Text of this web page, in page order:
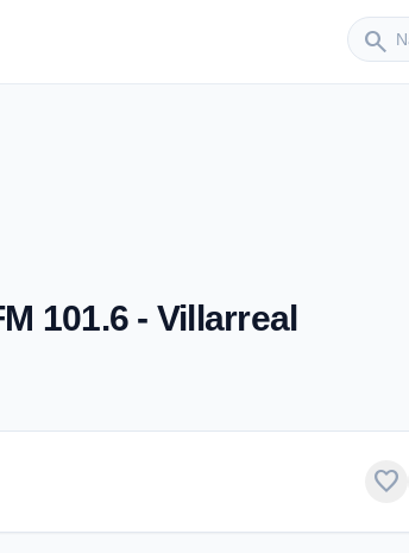
search
Sender
101.6 - Villarreal
favorite